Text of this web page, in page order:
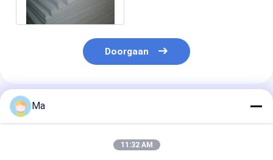
Doorgaan
Geadviseerde Producten
Ma
11:32 AM